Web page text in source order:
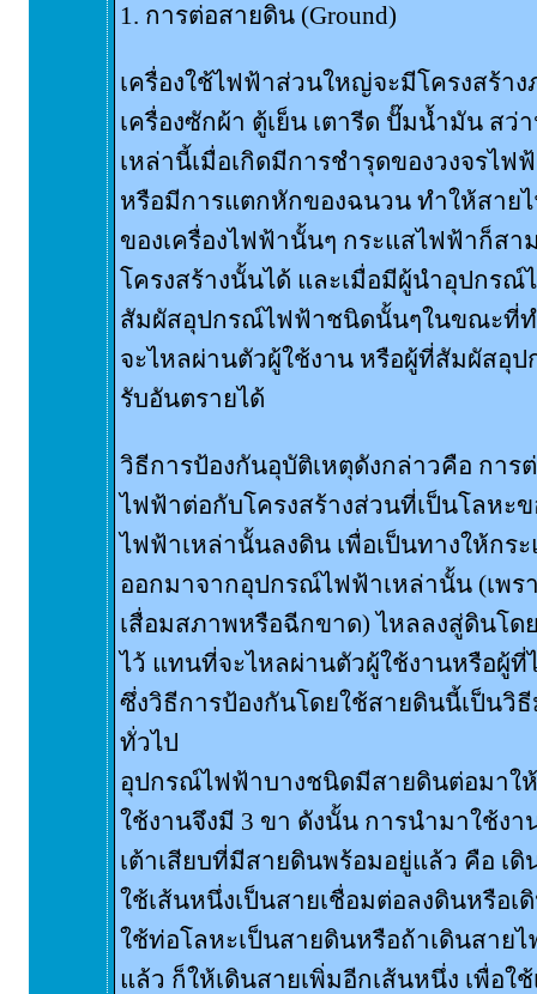
1. การต่อสายดิน (Ground)
เครื่องใช้ไฟฟ้าส่วนใหญ่จะมีโครงสร้า
เครื่องซักผ้า ตู้เย็น เตารีด ปั๊มน้ำมัน ส
เหล่านี้เมื่อเกิดมีการชำรุดของวงจรไ
หรือมีการแตกหักของฉนวน ทำให้สาย
ของเครื่องไฟฟ้านั้นๆ กระแสไฟฟ้าก็สา
โครงสร้างนั้นได้ และเมื่อมีผู้นำอุปกร
สัมผัสอุปกรณ์ไฟฟ้าชนิดนั้นๆในขณะที่ท
จะไหลผ่านตัวผู้ใช้งาน หรือผู้ที่สัมผัสอุ
รับอันตรายได้
วิธีการป้องกันอุบัติเหตุดังกล่าวคือ การ
ไฟฟ้าต่อกับโครงสร้างส่วนที่เป็นโลหะ
ไฟฟ้าเหล่านั้นลงดิน เพื่อเป็นทางให้กร
ออกมาจากอุปกรณ์ไฟฟ้าเหล่านั้น (เพร
เสื่อมสภาพหรือฉีกขาด) ไหลลงสู่ดินโด
ไว้ แทนที่จะไหลผ่านตัวผู้ใช้งานหรือผู้
ซึ่งวิธีการป้องกันโดยใช้สายดินนี้เป็นวิ
ทั่วไป
อุปกรณ์ไฟฟ้าบางชนิดมีสายดินต่อมาใ
ใช้งานจึงมี 3 ขา ดังนั้น การนำมาใช้งา
เต้าเสียบที่มีสายดินพร้อมอยู่แล้ว คือ เดิ
ใช้เส้นหนึ่งเป็นสายเชื่อมต่อลงดินหรือเ
ใช้ท่อโลหะเป็นสายดินหรือถ้าเดินสาย
แล้ว ก็ให้เดินสายเพิ่มอีกเส้นหนึ่ง เพื่อใ